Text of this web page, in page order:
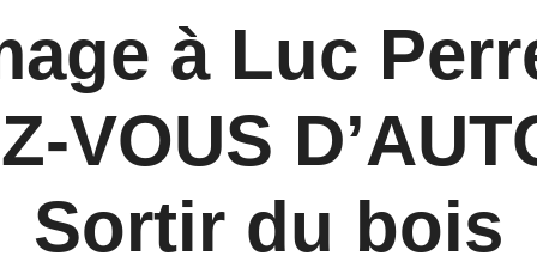
à Luc
VOUS
Sortir du bois